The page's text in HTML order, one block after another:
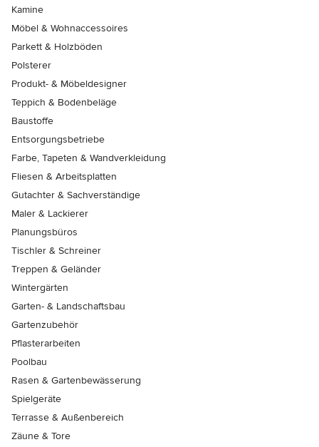
Kamine
Möbel & Wohnaccessoires
Parkett & Holzböden
Polsterer
Produkt- & Möbeldesigner
Teppich & Bodenbeläge
Baustoffe
Entsorgungsbetriebe
Farbe, Tapeten & Wandverkleidung
Fliesen & Arbeitsplatten
Gutachter & Sachverständige
Maler & Lackierer
Planungsbüros
Tischler & Schreiner
Treppen & Geländer
Wintergärten
Garten- & Landschaftsbau
Gartenzubehör
Pflasterarbeiten
Poolbau
Rasen & Gartenbewässerung
Spielgeräte
Terrasse & Außenbereich
Zäune & Tore